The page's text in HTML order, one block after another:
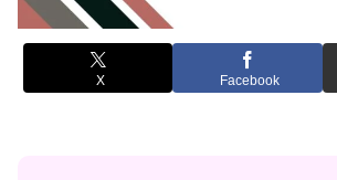
X Facebook